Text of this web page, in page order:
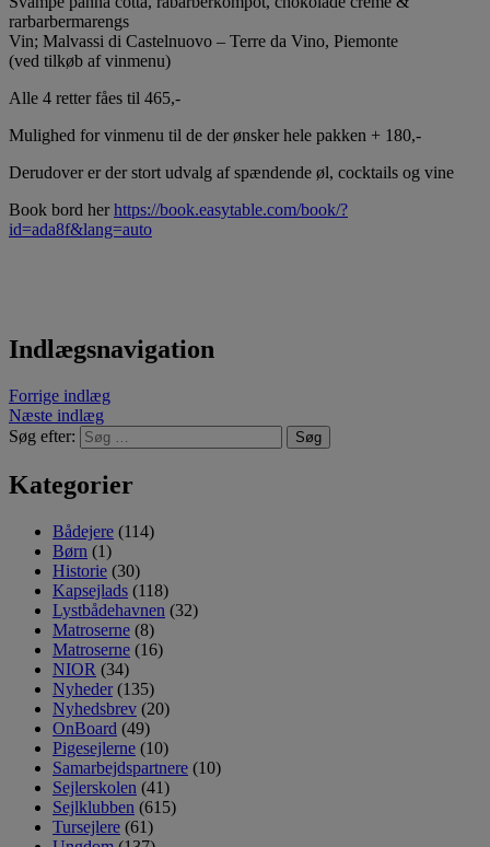
rarbarbermarengs
Vin; Malvassi di Castelnuovo – Terre da Vino, Piemonte
(ved tilkøb af vinmenu)
Alle 4 retter fåes til 465,-
Mulighed for vinmenu til de der ønsker hele pakken + 180,-
Derudover er der stort udvalg af spændende øl, cocktails og vine
Book bord her https://book.easytable.com/book/?
id=ada8f&lang=auto
Indlægsnavigation
Forrige indlæg
Næste indlæg
Søg efter:
Kategorier
Bådejere (114)
Børn (1)
Historie (30)
Kapsejlads (118)
Lystbådehavnen (32)
Matroserne (8)
Matroserne (16)
NIOR (34)
Nyheder (135)
Nyhedsbrev (20)
OnBoard (49)
Pigesejlerne (10)
Samarbejdspartnere (10)
Sejlerskolen (41)
Sejlklubben (615)
Tursejlere (61)